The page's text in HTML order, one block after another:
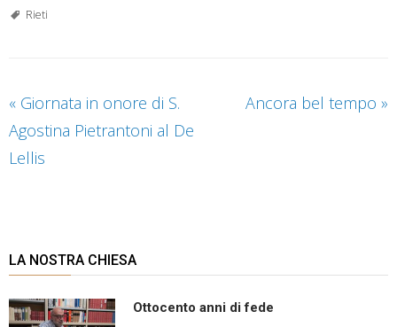
Rieti
« Giornata in onore di S.
Agostina Pietrantoni al De
Lellis
Ancora bel tempo »
LA NOSTRA CHIESA
Ottocento anni di fede